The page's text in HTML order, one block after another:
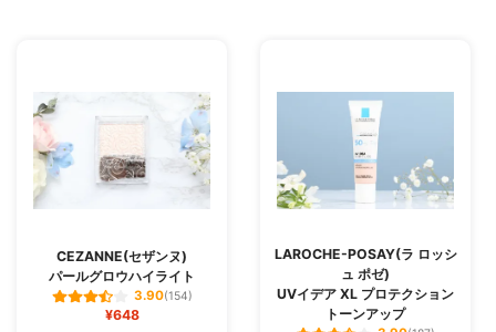
CEZANNE(セザンヌ)
パールグロウハイライト
3.90(154)
¥648
LAROCHE-POSAY(ラ ロッシ
ュ ポゼ)
UVイデア XL プロテクション
トーンアップ